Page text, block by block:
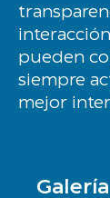
pueden
siempre
mejor